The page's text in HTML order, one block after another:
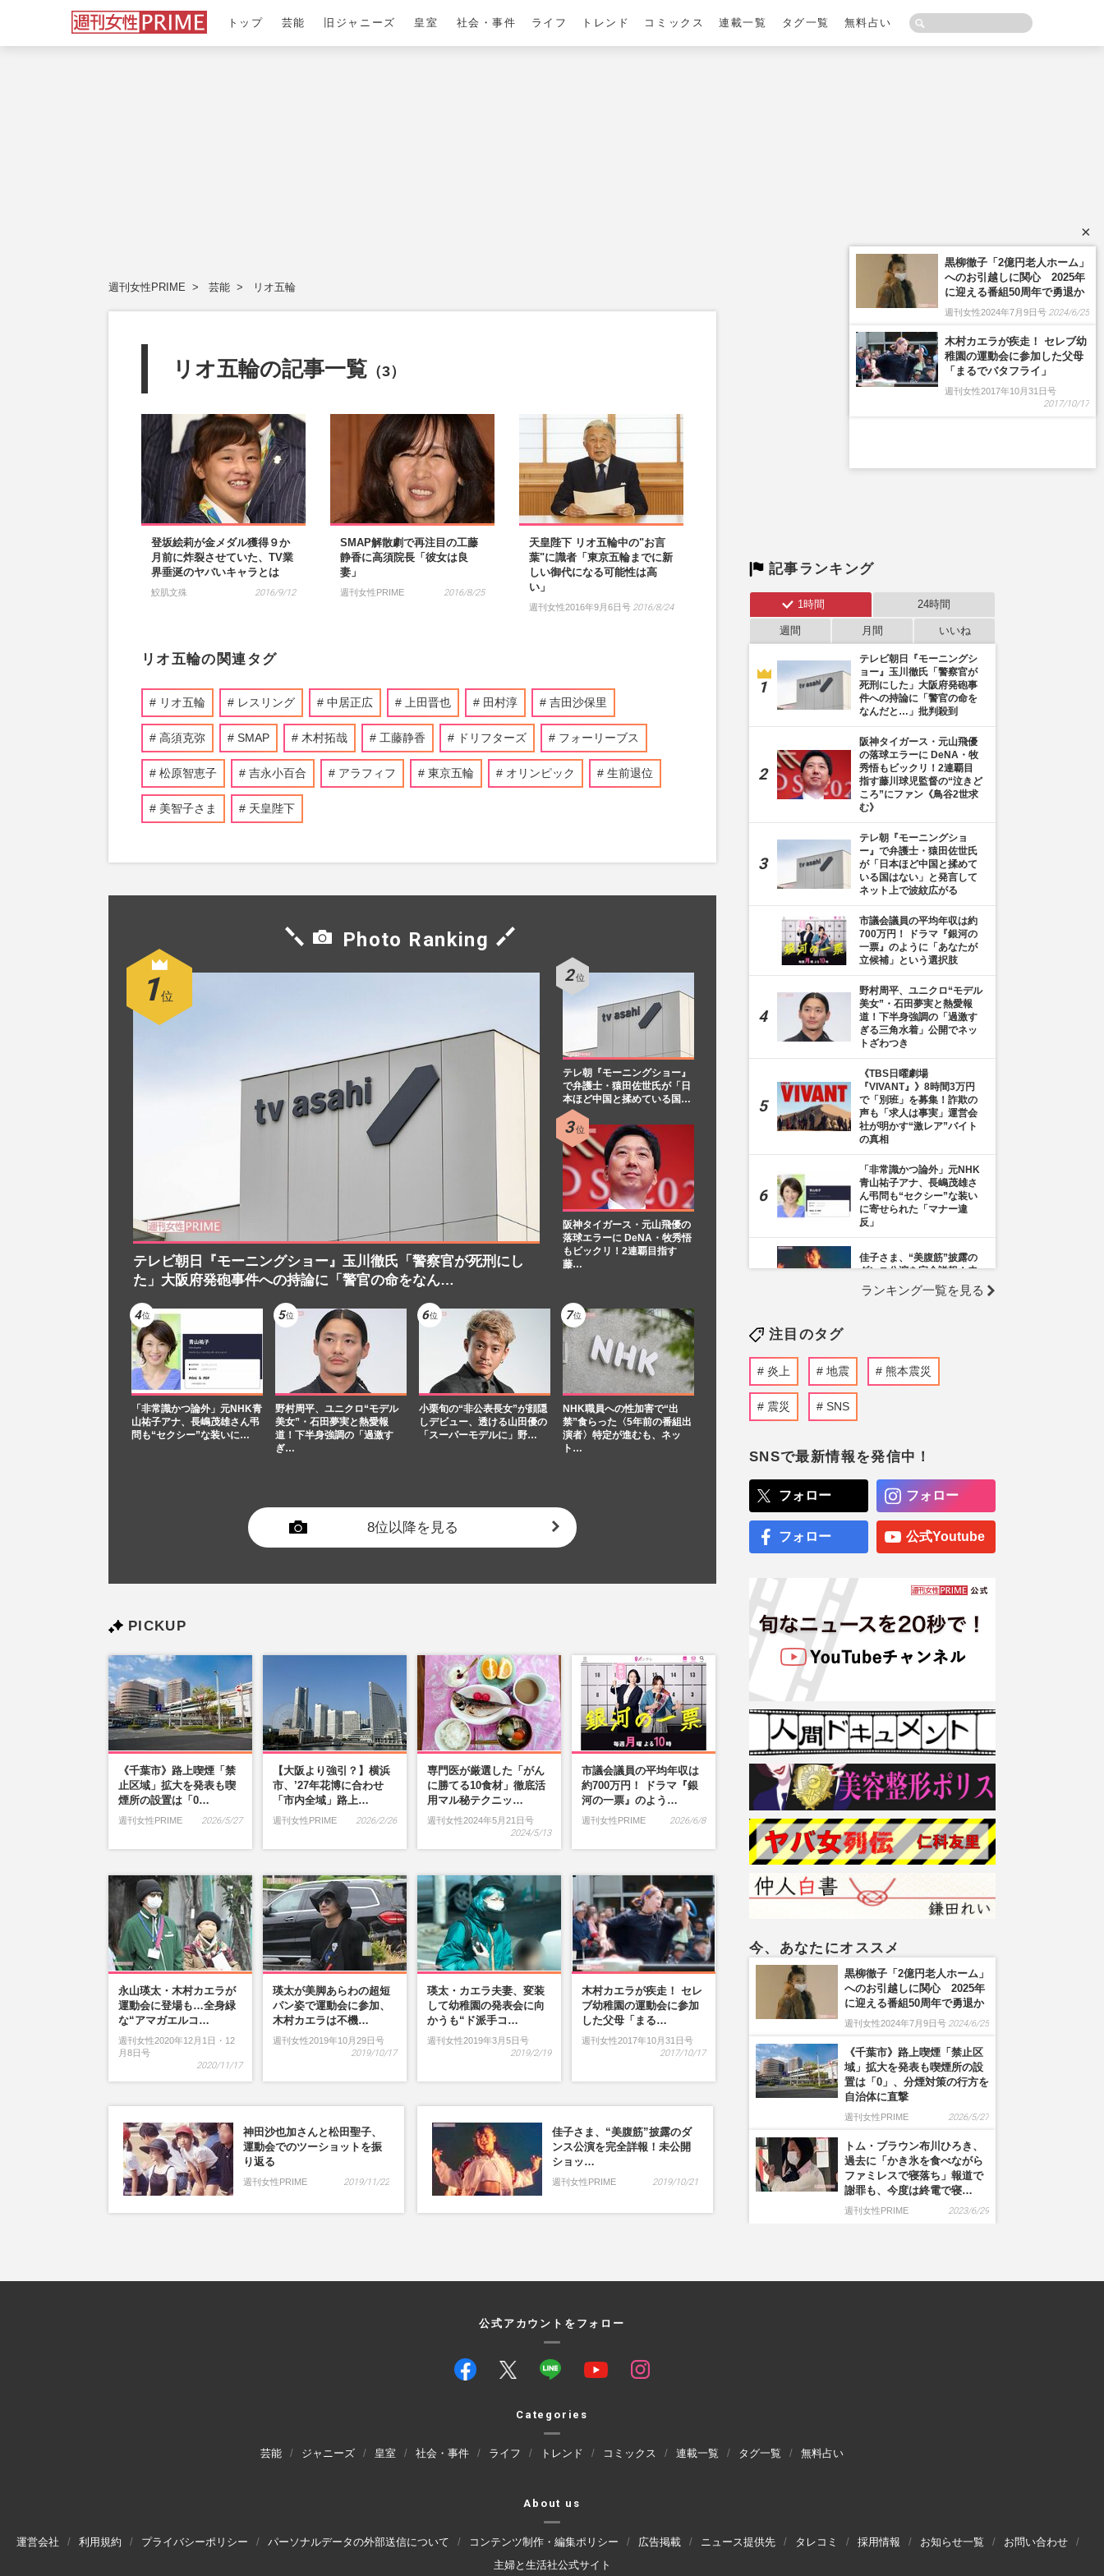
トップ 芸能 旧ジャニーズ 皇室 社会・事件 ライフ トレンド コミックス 連載一覧 タグ一覧 無料占い
週刊女性PRIME 芸能 リオ五輪
リオ五輪の記事一覧 （3）
登坂絵莉が金メダル獲得９か
月前に炸裂させていた、TV業
界垂涎のヤバいキャラとは
鮫肌文殊 2016/9/12
SMAP解散劇で再注目の工藤
静香に高須院長「彼女は良
妻」
週刊女性PRIME 2016/8/25
天皇陛下 リオ五輪中の"お言
葉"に識者「東京五輪までに新
しい御代になる可能性は高
い」
週刊女性2016年9月6日号 2016/8/24
リオ五輪の関連タグ
リオ五輪 レスリング 中居正広 上田晋也 田村淳 吉田沙保里
高須克弥 SMAP 木村拓哉 工藤静香 ドリフターズ フォーリーブス
松原智恵子 吉永小百合 アラフィフ 東京五輪 オリンピック 生前退位
美智子さま 天皇陛下
Photo Ranking
テレビ朝日『モーニングショー』玉川徹氏「警察官が死刑にし
た」大阪府発砲事件への持論に「警官の命をなん…
テレ朝『モーニングショー』
で弁護士・猿田佐世氏が「日
本ほど中国と揉めている国…
阪神タイガース・元山飛優の
落球エラーに DeNA・牧秀悟
もビックリ！2連覇目指す
藤…
「非常識かつ論外」元NHK青
山祐子アナ、長嶋茂雄さん弔
問も“セクシー”な装いに…
野村周平、ユニクロ“モデル
美女”・石田夢実と熱愛報
道！下半身強調の「過激す
ぎ…
小栗旬の“非公表長女”が顔隠
しデビュー、透ける山田優の
「スーパーモデルに」野…
NHK職員への性加害で“出
禁”食らった〈5年前の番組出
演者〉特定が進むも、ネッ
ト…
8位以降を見る
PICKUP
《千葉市》路上喫煙「禁
止区域」拡大を発表も喫
煙所の設置は「0…
週刊女性PRIME 2026/5/27
【大阪より強引？】横浜
市、’27年花博に合わせ
「市内全域」路上…
週刊女性PRIME 2026/2/26
専門医が厳選した「がん
に勝てる10食材」徹底活
用マル秘テクニッ…
週刊女性2024年5月21日号
2024/5/13
市議会議員の平均年収は
約700万円！ ドラマ『銀
河の一票』のよう…
週刊女性PRIME 2026/6/8
永山瑛太・木村カエラが
運動会に登場も…全身緑
な“アマガエルコ…
週刊女性2020年12月1日・12
月8日号
2020/11/17
瑛太が美脚あらわの超短
パン姿で運動会に参加、
木村カエラは不機…
週刊女性2019年10月29日号
2019/10/17
瑛太・カエラ夫妻、変装
して幼稚園の発表会に向
かうも“ド派手コ…
週刊女性2019年3月5日号
2019/2/19
木村カエラが疾走！ セレ
ブ幼稚園の運動会に参加
した父母「まる…
週刊女性2017年10月31日号
2017/10/17
神田沙也加さんと松田聖子、
運動会でのツーショットを振
り返る
週刊女性PRIME 2019/11/22
佳子さま、“美腹筋”披露のダ
ンス公演を完全詳報！未公開
ショッ…
週刊女性PRIME 2019/10/21
記事ランキング
1時間 24時間
週間 月間 いいね
テレビ朝日『モーニングシ
ョー』玉川徹氏「警察官が
死刑にした」大阪府発砲事
件への持論に「警官の命を
なんだと…」批判殺到
阪神タイガース・元山飛優
の落球エラーに DeNA・牧
秀悟もビックリ！2連覇目
指す藤川球児監督の“泣きど
ころ”にファン《鳥谷2世求
む》
テレ朝『モーニングショ
ー』で弁護士・猿田佐世氏
が「日本ほど中国と揉めて
いる国はない」と発言して
ネット上で波紋広がる
市議会議員の平均年収は約
700万円！ ドラマ『銀河の
一票』のように「あなたが
立候補」という選択肢
野村周平、ユニクロ“モデル
美女”・石田夢実と熱愛報
道！下半身強調の「過激す
ぎる三角水着」公開でネッ
トざわつき
《TBS日曜劇場
『VIVANT』》8時間3万円
で「別班」を募集！詐欺の
声も「求人は事実」運営会
社が明かす“激レア”バイト
の真相
「非常識かつ論外」元NHK
青山祐子アナ、長嶋茂雄さ
ん弔問も“セクシー”な装い
に寄せられた「マナー違
反」
佳子さま、“美腹筋”披露の
ダンス公演を完全詳報！未
公開ショットも
の行方を自治体に直撃
NHK職員への性加害で“出
樹アナの“まるでデート”な
動画が好評、一方TBS山本
アナは異例の薄着で「お着
替え企画」と迷走する!? テ
レビ局YouTube戦線
に“在宅勤務”も「業務内容
い」早期退職の可能性も
専門医が厳選した「がんに
勝てる10食材」徹底活用マ
【大阪より強引？】横浜
市、’27年花博に合わせ「市
も、喫煙所整備は“ノープラ
ン”の現状
ぱーてぃーちゃん・信子、
衝撃のすっぴん姿に《ギャ
ルメイクよりいい》の
声…“お嬢様な素顔”とのギ
ランキング一覧を見る
注目のタグ
炎上 地震 熊本震災
震災 SNS
SNSで最新情報を発信中！
フォロー フォロー
フォロー 公式Youtube
今、あなたにオススメ
黒柳徹子「2億円老人ホーム」
へのお引越しに関心 2025年
に迎える番組50周年で勇退か
週刊女性2024年7月9日号 2024/6/25
《千葉市》路上喫煙「禁止区
域」拡大を発表も喫煙所の設
置は「0」、分煙対策の行方を
自治体に直撃
週刊女性PRIME 2026/5/27
トム・ブラウン布川ひろき、
過去に「かき氷を食べながら
ファミレスで寝落ち」報道で
謝罪も、今度は終電で寝…
週刊女性PRIME 2023/6/29
公式アカウントをフォロー
Categories
芸能 ジャニーズ 皇室 社会・事件 ライフ トレンド コミックス 連載一覧 タグ一覧 無料占い
About us
運営会社 利用規約 プライバシーポリシー パーソナルデータの外部送信について コンテンツ制作・編集ポリシー 広告掲載 ニュース提供先 タレコミ 採用情報 お知らせ一覧
お問い合わせ
主婦と生活社公式サイト
×